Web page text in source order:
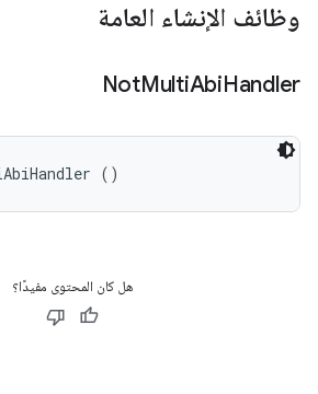
وظائف الإنشاء العامة
NotMultiAbiHandler
()
هل كان المحتوى مفيدًا؟